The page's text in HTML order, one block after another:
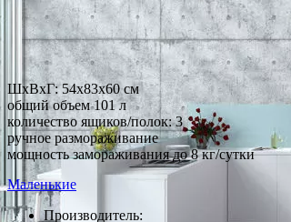
ШхВхГ: 54х83х60 см
общий объем 101 л
количество ящиков/полок: 3
ручное размораживание
мощность замораживания до 8 кг/сутки
Маленькие
Производитель: